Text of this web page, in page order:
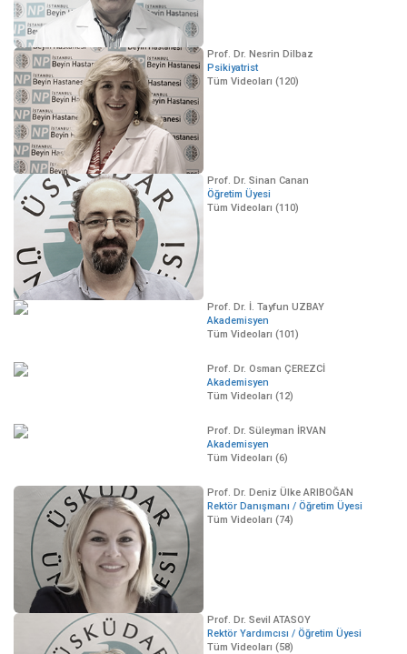
Prof. Dr. Nesrin Dilbaz
Psikiyatrist
Tüm Videoları (120)
Prof. Dr. Sinan Canan
Öğretim Üyesi
Tüm Videoları (110)
Prof. Dr. İ. Tayfun UZBAY
Akademisyen
Tüm Videoları (101)
Prof. Dr. Osman ÇEREZCİ
Akademisyen
Tüm Videoları (12)
Prof. Dr. Süleyman İRVAN
Akademisyen
Tüm Videoları (6)
Prof. Dr. Deniz Ülke ARIBOĞAN
Rektör Danışmanı / Öğretim Üyesi
Tüm Videoları (74)
Prof. Dr. Sevil ATASOY
Rektör Yardımcısı / Öğretim Üyesi
Tüm Videoları (58)